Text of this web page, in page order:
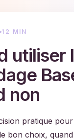
12 MIN
utiliser l
non
pratique
bon choix,